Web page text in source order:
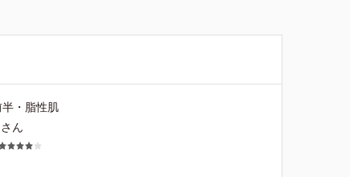
・脂性肌
ん